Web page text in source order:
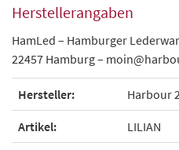
Herstellerangaben
HamLed – Hamburger
22457 Hamburg –
Hersteller: Harbour
Artikel: LILIAN